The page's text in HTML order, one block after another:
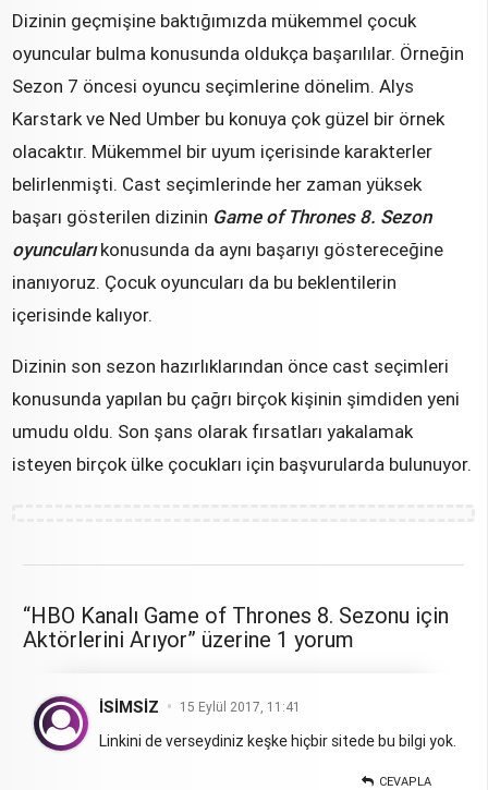
Dizinin geçmişine baktığımızda mükemmel çocuk
oyuncular bulma konusunda oldukça başarılılar. Örneğin
Sezon 7 öncesi oyuncu seçimlerine dönelim. Alys
Karstark ve Ned Umber bu konuya çok güzel bir örnek
olacaktır. Mükemmel bir uyum içerisinde karakterler
belirlenmişti. Cast seçimlerinde her zaman yüksek
başarı gösterilen dizinin Game of Thrones 8. Sezon
oyuncularıkonusunda da aynı başarıyı göstereceğine
inanıyoruz. Çocuk oyuncuları da bu beklentilerin
içerisinde kalıyor.
Dizinin son sezon hazırlıklarından önce cast seçimleri
konusunda yapılan bu çağrı birçok kişinin şimdiden yeni
umudu oldu. Son şans olarak fırsatları yakalamak
isteyen birçok ülke çocukları için başvurularda bulunuyor.
“HBO Kanalı Game of Thrones 8. Sezonu için
Aktörlerini Arıyor” üzerine 1 yorum
İSIMSIZ 15 Eylül 2017, 11:41
Linkini de verseydiniz keşke hiçbir sitede bu bilgi yok.
CEVAPLA